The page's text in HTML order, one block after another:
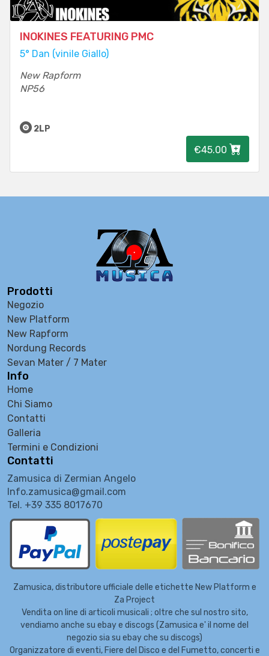
INOKINES FEATURING PMC
5° Dan (vinile Giallo)
New Rapform
NP56
2LP
€45.00
Prodotti
Negozio
New Platform
New Rapform
Nordung Records
Sevan Mater / 7 Mater
Info
Home
Chi Siamo
Contatti
Galleria
Termini e Condizioni
Contatti
Zamusica di Zermian Angelo
Info.zamusica@gmail.com
Tel. +39 335 8017670
Zamusica, distributore ufficiale delle etichette New Platform e
Za Project
Vendita on line di articoli musicali ; oltre che sul nostro sito,
vendiamo anche su ebay e discogs (Zamusica e' il nome del
negozio sia su ebay che su discogs)
Organizzatore di eventi, Fiere del Disco e del Fumetto, concerti e